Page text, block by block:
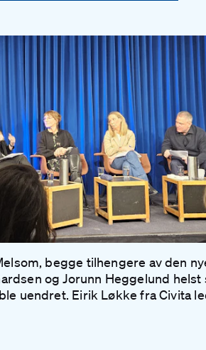
begge tilhengere av den
og Jorunn Heggelund helst
uendret. Eirik Løkke fra Civita